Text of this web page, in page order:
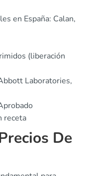
en España: Calan,
(liberación
Laboratories,
receta
De